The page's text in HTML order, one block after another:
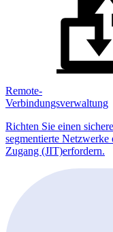
Remote-
Verbindungsverwaltung
Richten Sie einen
segmentierte
Zugang (JIT)erfordern.